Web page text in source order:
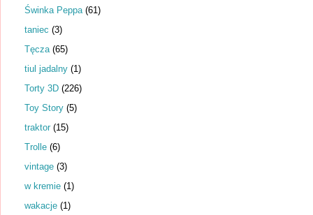
Świnka Peppa (61)
taniec (3)
Tęcza (65)
tiul jadalny (1)
Torty 3D (226)
Toy Story (5)
traktor (15)
Trolle (6)
vintage (3)
w kremie (1)
wakacje (1)